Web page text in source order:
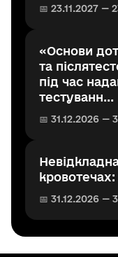
📅 23.11.2027 —
«Основи
та
під час
тестуванн...
📅 31.12.2026 —
📅 31.12.2026 —